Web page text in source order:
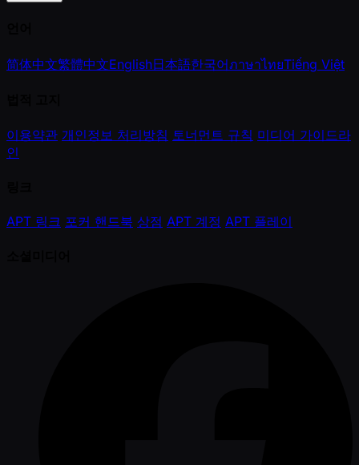
简体中文繁體中文English日本語한국어ภาษาไทยTiếng Việt
이용약관 개인정보 처리방침 토너먼트 규칙 미디어 가이드라
인
APT 링크 포커 핸드북 상점 APT 계정 APT 플레이